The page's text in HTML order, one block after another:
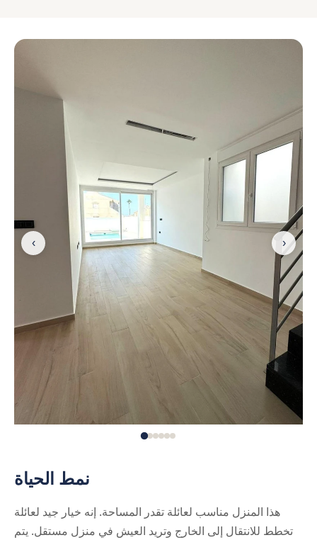
نمط الحياة
هذا المنزل مناسب لعائلة تقدر المساحة. إنه خيار جيد لعائلة
تخطط للانتقال إلى الخارج وتريد العيش في منزل مستقل. يتم
‹ ›